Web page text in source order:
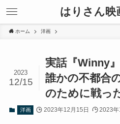
はりさん映
ホーム 洋画
実話『Winny
誰かの不都合
のために戦っ
2023
12/15
洋画 2023年12月15日 2023年